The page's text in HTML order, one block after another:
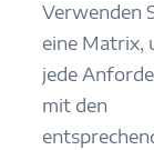
Verwenden
eine Matrix,
jede
mit den